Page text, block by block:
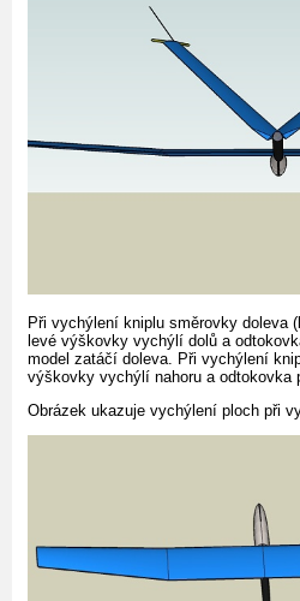
Při vychýlení kniplu směrovky doleva
levé výškovky vychýlí dolů a
model zatáčí doleva. Při vychýlení
výškovky vychýlí nahoru a odtokovka
Obrázek ukazuje vychýlení ploch při